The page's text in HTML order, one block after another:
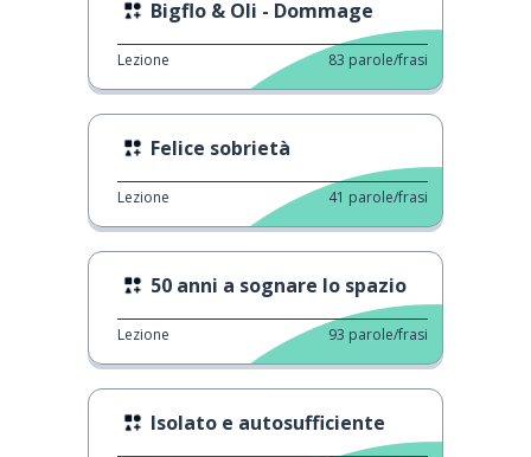
Bigflo & Oli - Dommage
Lezione 83 parole/frasi
Felice sobrietà
Lezione 41 parole/frasi
50 anni a sognare lo spazio
Lezione 93 parole/frasi
Isolato e autosufficiente